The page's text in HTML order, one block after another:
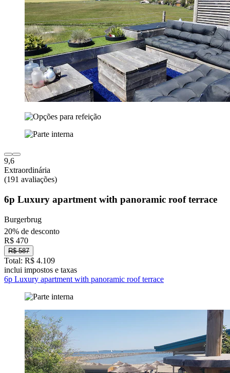
9,6
Extraordinária
(191 avaliações)
6p Luxury apartment with panoramic roof terrace
Burgerbrug
20% de desconto
R$ 470
R$ 587
Total: R$ 4.109
inclui impostos e taxas
6p Luxury apartment with panoramic roof terrace